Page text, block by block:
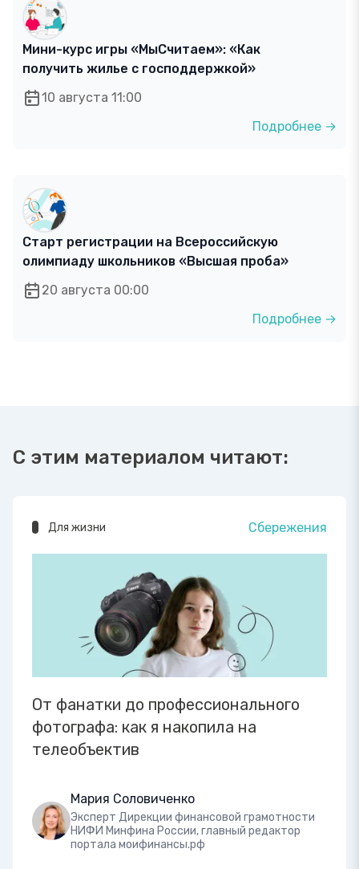
Мини-курс игры «МыСчитаем»: «Как
получить жилье с господдержкой»
10 августа 11:00
Подробнее →
Старт регистрации на Всероссийскую
олимпиаду школьников «Высшая проба»
20 августа 00:00
Подробнее →
С этим материалом читают:
Для жизни Сбережения
От фанатки до профессионального
фотографа: как я накопила на
телеобъектив
Мария Соловиченко
Эксперт Дирекции финансовой грамотности
НИФИ Минфина России, главный редактор
портала моифинансы.рф